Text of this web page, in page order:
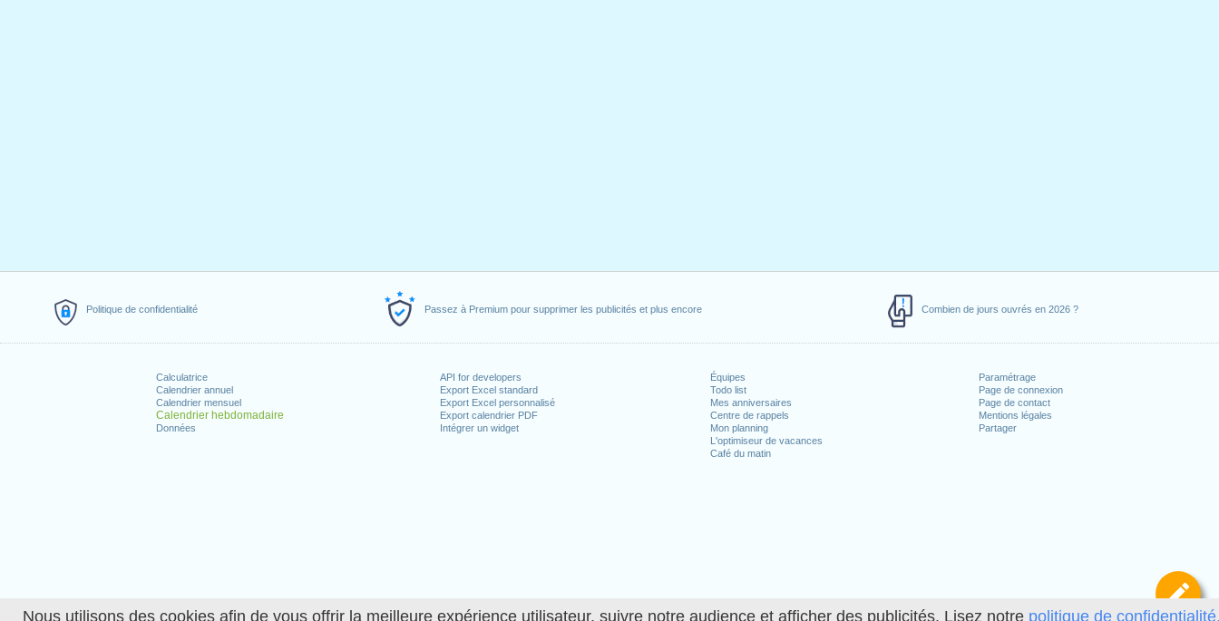
Nous utilisons des cookies afin de vous offrir la meilleure expérience utilisateur, suivre notre audience et afficher des publicités. Lisez notre politique de
Politique de confidentialité Passez à Premium pour supprimer les publicités et plus encore Combien de jours ouvrés en 2026 ?
Calculatrice
Calendrier annuel
Calendrier mensuel
Calendrier hebdomadaire
Données
API for developers
Export Excel standard
Export Excel personnalisé
Export calendrier PDF
Intégrer un widget
Équipes
Todo list
Mes anniversaires
Centre de rappels
Mon planning
L'optimiseur de vacances
Café du matin
Paramétrage
Page de connexion
Page de contact
Mentions légales
Partager